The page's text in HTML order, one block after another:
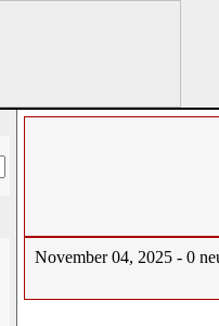
November 04, 2025 - 0